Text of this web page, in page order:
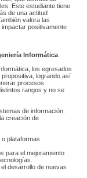
Este estudiante tiene
de una actitud
valora las
positivamente
Informática
los egresados
logrando así
procesos
rangos y no se
de información.
creación de
plataformas
para el mejoramiento
desarrollo de nuevas